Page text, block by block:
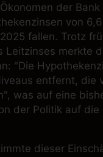
der
von
fallen. Trotz
Leitzinses merkte
"Die
entfernt, die
was auf eine
der Politik auf die
dieser